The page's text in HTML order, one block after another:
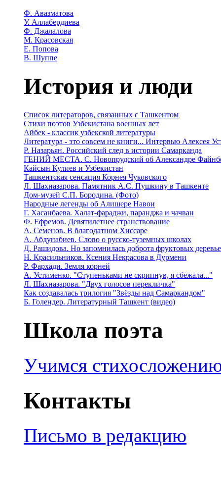
Ф. Авазматова
У. Аллабердиева
Ф. Джалалова
М. Красовская
Е. Попова
В. Шуппе
История и люди
Список литераторов, связанных с Ташкентом
Стихи поэтов Узбекистана военных лет
Айбек - классик узбекской литературы
Литература - это совсем не книги... Интервью Алексея
Р. Назарьян. Российский след в истории Самарканда
ГЕНИЙ МЕСТА. C. Новопрудский об Александре
Кайсын Кулиев и Узбекистан
Ташкентская сенсация Корнея Чуковского
Л. Шахназарова. Памятник А.С. Пушкину в Ташкенте
Дом-музей С.П. Бородина. (Фото)
Народные легенды об Алишере Навои
Г. Хасанбаева. Халат-фараджи, паранджа и чачван
Ф. Ефремов. Девятилетнее странствование
А. Семенов. В благодатном Хиссаре
А. Абдунабиев. Слово о русско-туземных школах
Д. Рашидова. Но запомнилась доброта фруктовых
Н. Красильников. Ксения Некрасова в Дурмени
Р. Фархади. Земля корней
А. Устименко. "Ступеньками не скрипнув, я сбежала..."
Л. Шахназарова. "Двух голосов перекличка"
Как создавалась трилогия "Звёзды над Самаркандом"
Б. Голендер. Литературный Ташкент (видео)
Школа поэта
Учимся
Контакты
Письмо в редакцию